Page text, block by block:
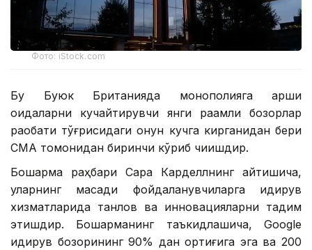
Фото: iStock.com
Бу Буюк Британияда монополияга қарши
қоидаларни кучайтирувчи янги рақамли бозорлар
рақобати тўғрисидаги қонун кучга кирганидан бери
СМА томонидан биринчи кўриб чиқишдир.
Бошқарма раҳбари Сара Карделлнинг айтишича,
уларнинг мақсади фойдаланувчиларга қидирув
хизматларида танлов ва инновацияларни тақдим
этишдир. Бошқарманинг таъкидлашича, Google
қидирув бозорининг 90% дан ортиғига эга ва 200